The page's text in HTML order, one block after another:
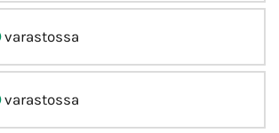
varastossa
varastossa